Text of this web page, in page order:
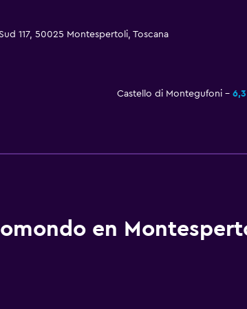
117, 50025 Montespertoli, Toscana
Castello di Montegufoni
en